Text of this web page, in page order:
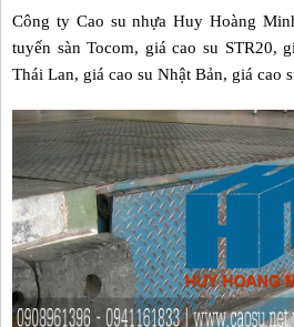
Công ty Cao su nhựa Huy Hoàng
tuyến sàn Tocom, giá cao su STR20,
Thái Lan, giá cao su Nhật Bản, giá cao